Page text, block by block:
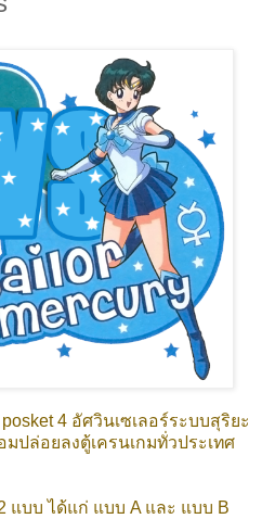
4 อัศวินเซเลอร์ระบบสุริยะ
ปล่อยลงตู้เครนเกมทั่วประเทศ
แบบ ได้แก่ แบบ A และ แบบ B